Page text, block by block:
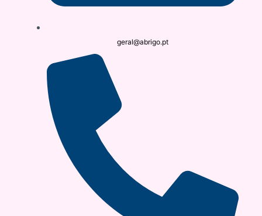
geral@abrigo.pt